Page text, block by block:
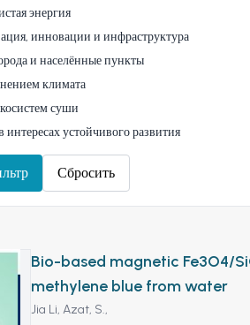
энергия
инновации и инфраструктура
и населённые пункты
климата
суши
интересах устойчивого развития
Сбросить
Bio-based magnetic Fe3O4/
methylene blue from water
Jia Li,Azat, S.,